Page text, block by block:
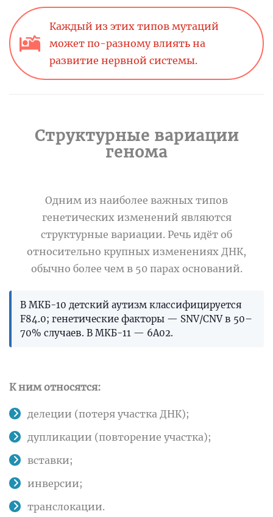
Каждый из этих типов мутаций
может по-разному влиять на
развитие нервной системы.
Структурные вариации
генома
Одним из наиболее важных типов
генетических изменений являются
структурные вариации. Речь идёт об
относительно крупных изменениях ДНК,
обычно более чем в 50 парах оснований.
В МКБ-10 детский аутизм классифицируется
F84.0; генетические факторы — SNV/CNV в 50–
70% случаев. В МКБ-11 — 6A02.
К ним относятся:
делеции (потеря участка ДНК);
дупликации (повторение участка);
вставки;
инверсии;
транслокации.